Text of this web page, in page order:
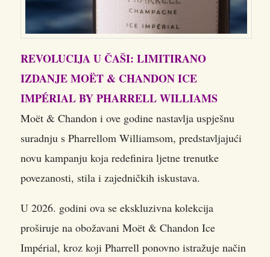
REVOLUCIJA U ČAŠI: LIMITIRANO
IZDANJE MOËT & CHANDON ICE
IMPÉRIAL BY PHARRELL WILLIAMS
Moët & Chandon i ove godine nastavlja uspješnu
suradnju s Pharrellom Williamsom, predstavljajući
novu kampanju koja redefinira ljetne trenutke
povezanosti, stila i zajedničkih iskustava.
U 2026. godini ova se ekskluzivna kolekcija
proširuje na obožavani Moët & Chandon Ice
Impérial, kroz koji Pharrell ponovno istražuje način